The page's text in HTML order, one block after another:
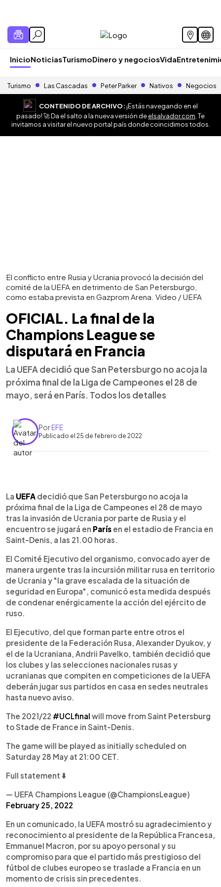
InicioNoticiasTurismoDinero y negociosVida
Turismo Las Cascadas Peter Parker Nativos Negocios
CONTENIDO DE ARCHIVO:¡Estás navegando en el
pasado! 🚀 Da el salto a la nueva versión deelsalvador.com . Te
invitamos a visitar el nuevo portal país donde coincidimos todos.
El conflicto entre Rusia y Ucrania provocó la decisión del
comité de la UEFA en detrimento de San Petersburgo,
como estaba prevista en Gazprom Arena. Video / UEFA
OFICIAL. La final de la
Champions League se
disputará en Francia
La UEFA decidió que San Petersburgo no acoja la
próxima final de la Liga de Campeones el 28 de
mayo, será en París. Todos los detalles
PorEFE
Publicado el 25 de febrero de 2022
► Escuchar artículo
La UEFA decidió que San Petersburgo no acoja la
próxima final de la Liga de Campeones el 28 de mayo
tras la invasión de Ucrania por parte de Rusia y el
encuentro se jugará en París en el estadio de Francia en
Saint-Denis, a las 21.00 horas.
El Comité Ejecutivo del organismo, convocado ayer de
manera urgente tras la incursión militar rusa en territorio
de Ucrania y "la grave escalada de la situación de
seguridad en Europa", comunicó esta medida después
de condenar enérgicamente la acción del ejército de
ruso.
El Ejecutivo, del que forman parte entre otros el
presidente de la Federación Rusa, Alexander Dyukov, y
el de la Ucraniana, Andrii Pavelko, también decidió que
los clubes y las selecciones nacionales rusas y
ucranianas que compiten en competiciones de la UEFA
deberán jugar sus partidos en casa en sedes neutrales
hasta nuevo aviso.
The 2021/22 #UCLfinal will move from Saint Petersburg
to Stade de France in Saint-Denis.
The game will be played as initially scheduled on
Saturday 28 May at 21:00 CET.
Full statement ⬇️
— UEFA Champions League (@ChampionsLeague)
February 25, 2022
En un comunicado, la UEFA mostró su agradecimiento y
reconocimiento al presidente de la República Francesa,
Emmanuel Macron, por su apoyo personal y su
compromiso para que el partido más prestigioso del
fútbol de clubes europeo se traslade a Francia en un
momento de crisis sin precedentes.